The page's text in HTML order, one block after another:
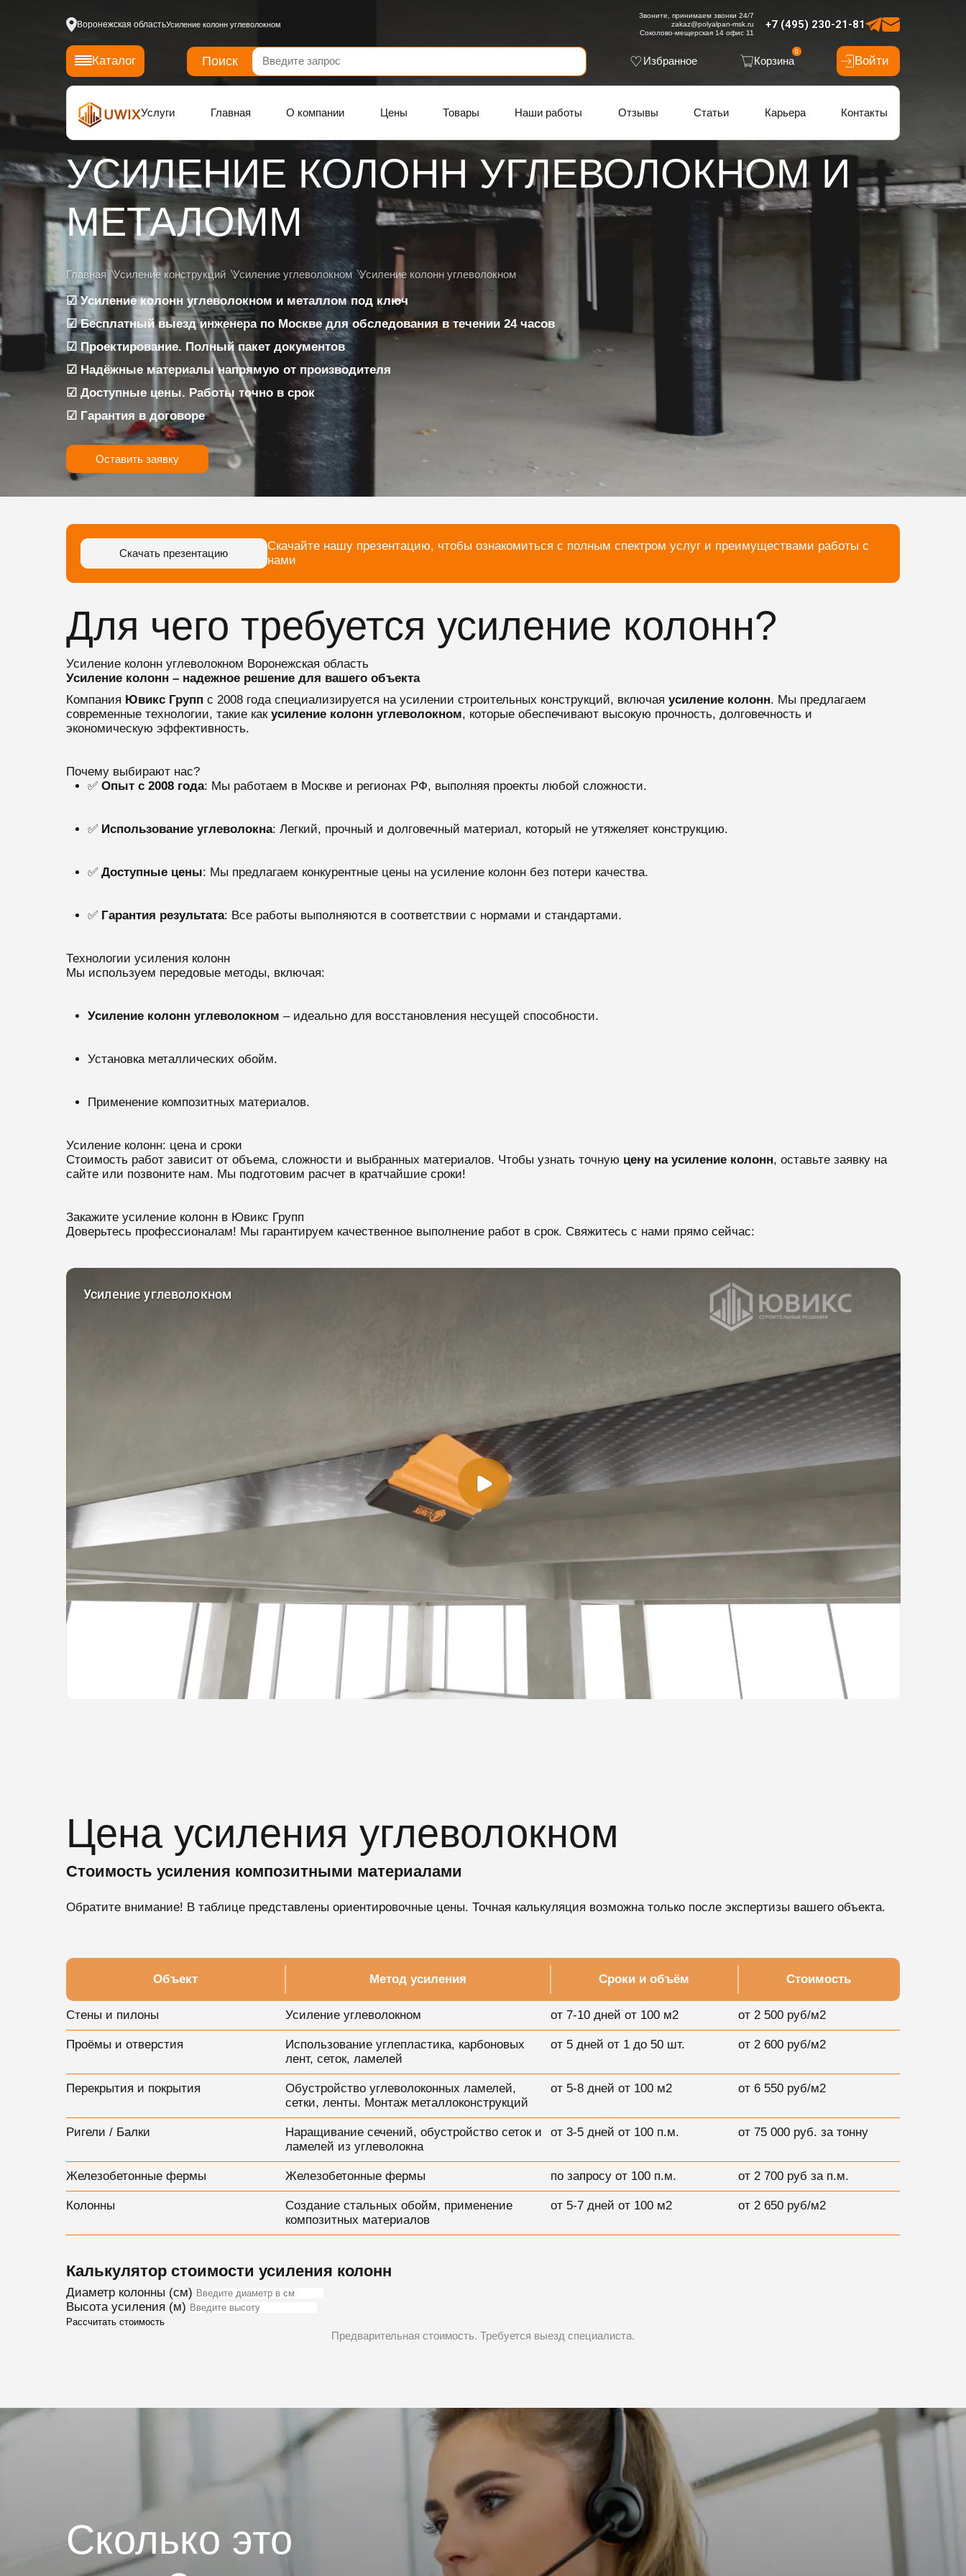
Воронежская областьУсиление колонн углеволокном +7 (495) 230-21-81
Звоните, принимаем звонки 24/7
zakaz@polyalpan-msk.ru
Соколово-мещерская 14 офис 11
Каталог Поиск Избранное Корзина
0
Войти
Услуги Главная О компании Цены Товары Наши работы Отзывы Статьи Карьера Контакты
УСИЛЕНИЕ КОЛОНН УГЛЕВОЛОКНОМ И
МЕТАЛОММ
Главная Усиление конструкций Усиление углеволокном Усиление колонн углеволокном
☑ Усиление колонн углеволокном и металлом под ключ
☑ Бесплатный выезд инженера по Москве для обследования в течении 24 часов
☑ Проектирование. Полный пакет документов
☑ Надёжные материалы напрямую от производителя
☑ Доступные цены. Работы точно в срок
☑ Гарантия в договоре
Оставить заявку
Скачать презентацию
Скачайте нашу презентацию, чтобы ознакомиться с полным спектром услуг и преимуществами работы с
нами
Для чего требуется усиление колонн?
Усиление колонн углеволокном Воронежская область
Усиление колонн – надежное решение для вашего объекта
Компания Ювикс Групп с 2008 года специализируется на усилении строительных конструкций, включая усиление колонн. Мы предлагаем
современные технологии, такие как усиление колонн углеволокном, которые обеспечивают высокую прочность, долговечность и
экономическую эффективность.
Почему выбирают нас?
✅ Опыт с 2008 года: Мы работаем в Москве и регионах РФ, выполняя проекты любой сложности.
✅ Использование углеволокна: Легкий, прочный и долговечный материал, который не утяжеляет конструкцию.
✅ Доступные цены: Мы предлагаем конкурентные цены на усиление колонн без потери качества.
✅ Гарантия результата: Все работы выполняются в соответствии с нормами и стандартами.
Технологии усиления колонн
Мы используем передовые методы, включая:
Усиление колонн углеволокном – идеально для восстановления несущей способности.
Установка металлических обойм.
Применение композитных материалов.
Усиление колонн: цена и сроки
Стоимость работ зависит от объема, сложности и выбранных материалов. Чтобы узнать точную цену на усиление колонн, оставьте заявку на
сайте или позвоните нам. Мы подготовим расчет в кратчайшие сроки!
Закажите усиление колонн в Ювикс Групп
Доверьтесь профессионалам! Мы гарантируем качественное выполнение работ в срок. Свяжитесь с нами прямо сейчас:
Цена усиления углеволокном
Стоимость усиления композитными материалами
Обратите внимание! В таблице представлены ориентировочные цены. Точная калькуляция возможна только после экспертизы вашего объекта.
Объект Метод усиления Сроки и объём Стоимость
Стены и пилоны Усиление углеволокном от 7-10 дней от 100 м2 от 2 500 руб/м2
Проёмы и отверстия
Использование углепластика, карбоновых
лент, сеток, ламелей
от 5 дней от 1 до 50 шт. от 2 600 руб/м2
Перекрытия и покрытия
Обустройство углеволоконных ламелей,
сетки, ленты. Монтаж металлоконструкций
от 5-8 дней от 100 м2 от 6 550 руб/м2
Ригели / Балки
Наращивание сечений, обустройство сеток и
ламелей из углеволокна
от 3-5 дней от 100 п.м. от 75 000 руб. за тонну
Железобетонные фермы Железобетонные фермы по запросу от 100 п.м. от 2 700 руб за п.м.
Колонны
Создание стальных обойм, применение
композитных материалов
от 5-7 дней от 100 м2 от 2 650 руб/м2
Калькулятор стоимости усиления колонн
Диаметр колонны (см)
Высота усиления (м)
Рассчитать стоимость
Предварительная стоимость. Требуется выезд специалиста.
Сколько это